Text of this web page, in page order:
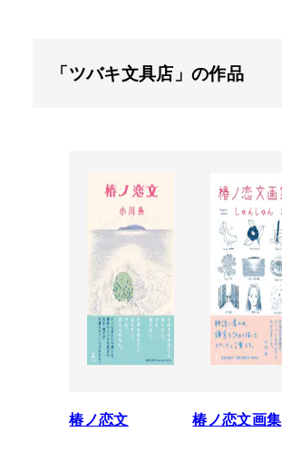
「ツバキ文具店」の作品
椿ノ恋文 椿ノ恋文画集